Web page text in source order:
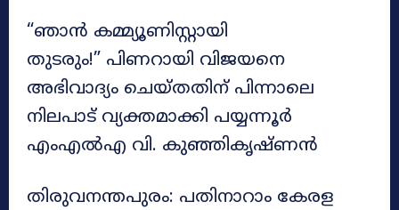
​“ഞാൻ കമ്മ്യൂണിസ്റ്റായി
തുടരും!” പിണറായി വിജയനെ
അഭിവാദ്യം ചെയ്തതിന് പിന്നാലെ
നിലപാട് വ്യക്തമാക്കി പയ്യന്നൂർ
എംഎൽഎ വി. കുഞ്ഞികൃഷ്ണൻ
തിരുവനന്തപുരം: പതിനാറാം കേരള